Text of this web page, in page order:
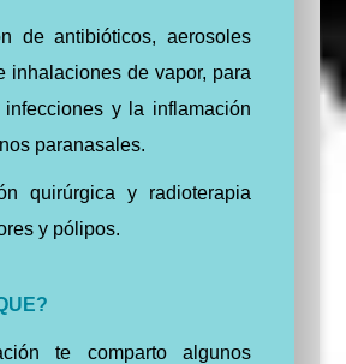
de antibióticos, aerosoles
inhalaciones de vapor, para
infecciones y la inflamación
paranasales.
quirúrgica y radioterapia
y pólipos.
te comparto algunos